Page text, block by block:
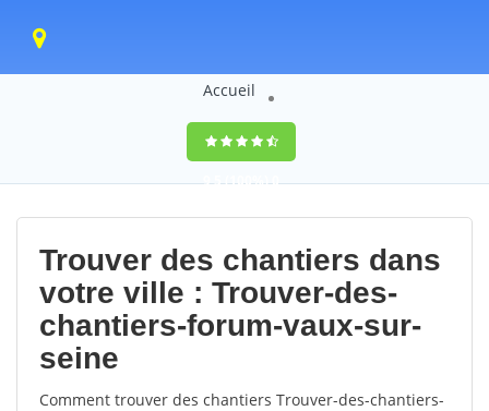
Accueil
9,5(100%)0
votes
Trouver des chantiers dans
votre ville : Trouver-des-
chantiers-forum-vaux-sur-
seine
Comment trouver des chantiers Trouver-des-chantiers-